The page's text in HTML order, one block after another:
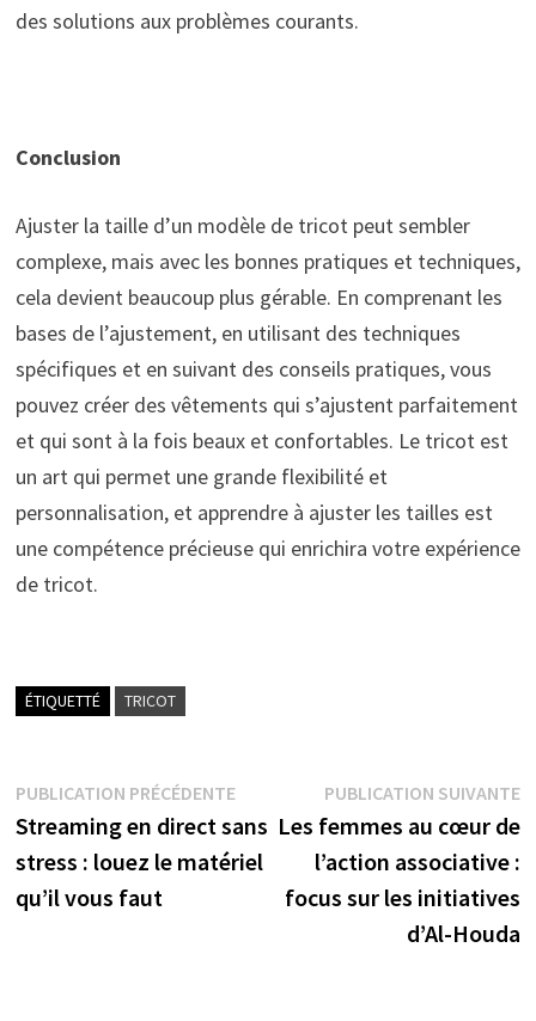
des solutions aux problèmes courants.
Conclusion
Ajuster la taille d’un modèle de tricot peut sembler
complexe, mais avec les bonnes pratiques et techniques,
cela devient beaucoup plus gérable. En comprenant les
bases de l’ajustement, en utilisant des techniques
spécifiques et en suivant des conseils pratiques, vous
pouvez créer des vêtements qui s’ajustent parfaitement
et qui sont à la fois beaux et confortables. Le tricot est
un art qui permet une grande flexibilité et
personnalisation, et apprendre à ajuster les tailles est
une compétence précieuse qui enrichira votre expérience
de tricot.
ÉTIQUETTÉ TRICOT
Navigation
de
l’article
PUBLICATION PRÉCÉDENTEPublication
précédente :
Streaming en direct sans
stress : louez le matériel
qu’il vous faut
PUBLICATION SUIVANTE
Les femmes au cœur de
l’action associative :
focus sur les initiatives
d’Al-Houda